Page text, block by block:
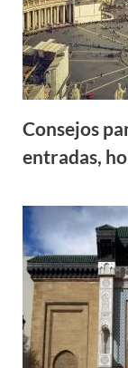
Consejos
entradas,